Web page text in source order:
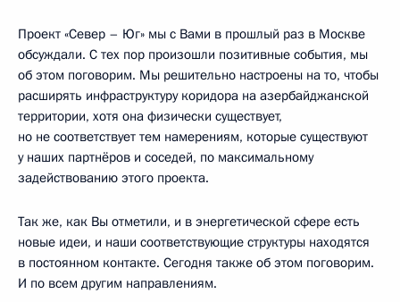
Проект «Север – Юг» мы с Вами в прошлый раз в Москве
обсуждали. С тех пор произошли позитивные события, мы
об этом поговорим. Мы решительно настроены на то, чтобы
расширять инфраструктуру коридора на азербайджанской
территории, хотя она физически существует,
но не соответствует тем намерениям, которые существуют
у наших партнёров и соседей, по максимальному
задействованию этого проекта.
Так же, как Вы отметили, и в энергетической сфере есть
новые идеи, и наши соответствующие структуры находятся
в постоянном контакте. Сегодня также об этом поговорим.
И по всем другим направлениям.